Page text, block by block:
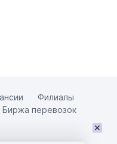
Филиалы
Биржа перевозок
×